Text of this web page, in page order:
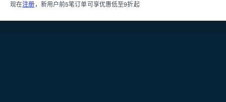
现在注册 ，新用户前5笔订单可享优惠低至9折起